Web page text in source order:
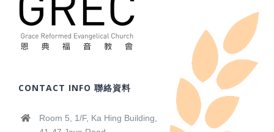
CONTACT INFO 聯絡資料
Room 5, 1/F, Ka Hing Building,